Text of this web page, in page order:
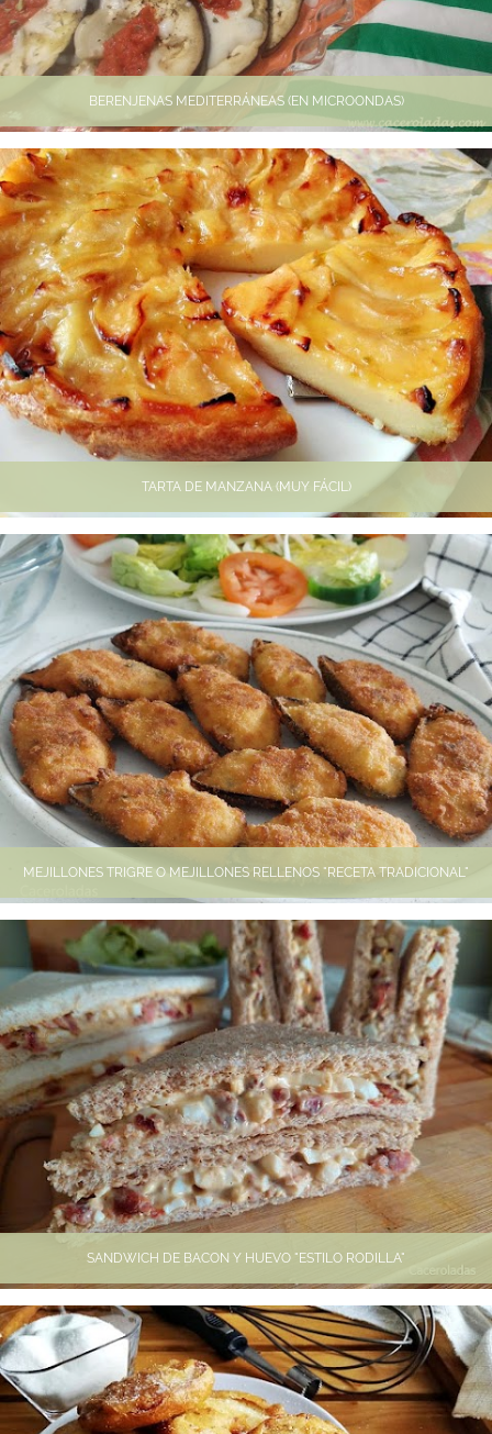
BERENJENAS MEDITERRÁNEAS (EN MICROONDAS)
TARTA DE MANZANA (MUY FÁCIL)
MEJILLONES TRIGRE O MEJILLONES RELLENOS "RECETA TRADICIONAL"
SANDWICH DE BACON Y HUEVO "ESTILO RODILLA"